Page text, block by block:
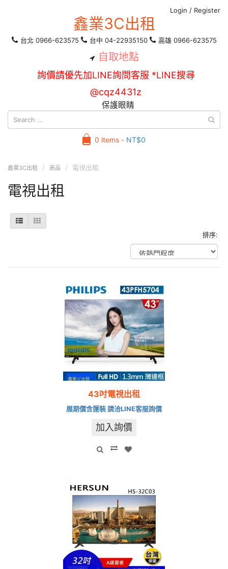
Login / Register
鑫業3C出租
台北 0966-623575 台中 04-22935150 高雄 0966-623575
自取地點
詢價請優先加LINE詢問客服 *LINE搜尋
@cqz4431z
保護眼睛
0 items - NT$0
鑫業3C出租 商品 電視出租
電視出租
排序:
43吋電視出租
展期價含運裝 請洽LINE客服詢價
加入詢價